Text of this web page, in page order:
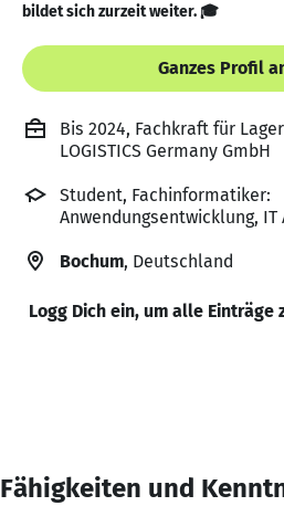
bildet sich zurzeit weiter. 🎓
Ganzes Profil
Bis 2024, Fachkraft für
LOGISTICS Germany GmbH
Student, Fachinformatiker:
Anwendungsentwicklung, IT
Bochum, Deutschland
Logg Dich ein, um alle Einträge
Fähigkeiten und